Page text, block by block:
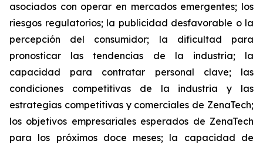
asociados con operar en mercados emergentes; los
riesgos regulatorios; la publicidad desfavorable o la
percepción del consumidor; la dificultad para
pronosticar las tendencias de la industria; la
capacidad para contratar personal clave; las
condiciones competitivas de la industria y las
estrategias competitivas y comerciales de ZenaTech;
los objetivos empresariales esperados de ZenaTech
para los próximos doce meses; la capacidad de